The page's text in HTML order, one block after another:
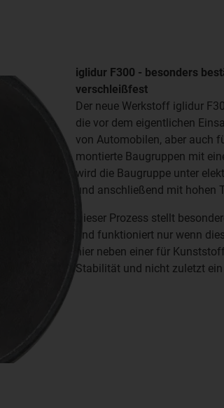
iglidur F300 - besonders
verschleißfest
Der neue Werkstoff iglidur
die vor dem eigentlichen
von Automobilen, aber auch
montierte Baugruppen mit
wird die Baugruppe unter
und anschließend mit hohen
Dieser Prozess stellt
und funktioniert nur wenn
hier neben einer für
Stabilität und nicht zuletzt